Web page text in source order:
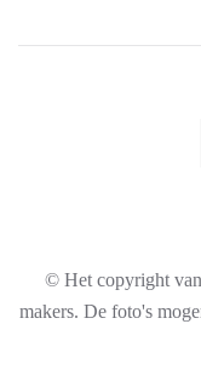
© Het copyright
makers. De foto's